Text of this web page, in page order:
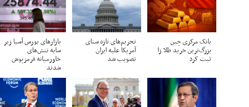
بانک مرکزی چین
بزرگ‌ترین خرید طلا زا
ثبت کرد
تحریم‌های تازه سنای
آمریکا علیه ایران
تصویب شد
بازارهای بورس آسیا زیر
سایه تنش‌های
خاورمیانه قرمزپوش
شدند